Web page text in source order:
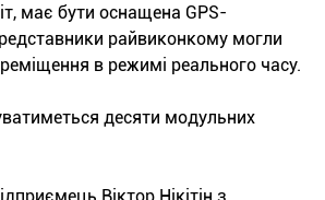
має бути оснащена GPS-
райвиконкому могли
в режимі реального часу.
десяти модульних
Віктор Нікітін з